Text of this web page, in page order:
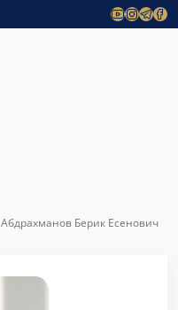
Абдрахманов Берик Есенович